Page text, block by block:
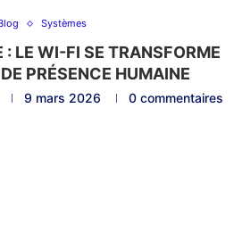
Systèmes
LE WI-FI SE TRANSFORME
PRÉSENCE HUMAINE
9 mars 2026 0 commentaires